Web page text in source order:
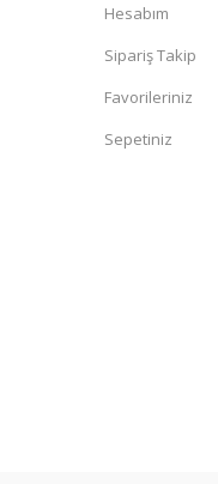
Hesabım
Sipariş Takip
Favorileriniz
Sepetiniz